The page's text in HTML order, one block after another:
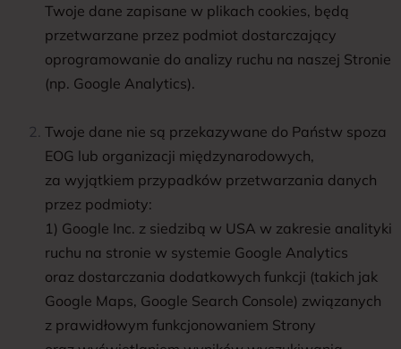
Twoje dane zapisane w plikach cookies, będą
przetwarzane przez podmiot dostarczający
oprogramowanie do analizy ruchu na naszej Stronie
(np. Google Analytics).
Twoje dane nie są przekazywane do Państw spoza
EOG lub organizacji międzynarodowych,
za wyjątkiem przypadków przetwarzania danych
przez podmioty:
1) Google Inc. z siedzibą w USA w zakresie analityki
ruchu na stronie w systemie Google Analytics
oraz dostarczania dodatkowych funkcji (takich jak
Google Maps, Google Search Console) związanych
z prawidłowym funkcjonowaniem Strony